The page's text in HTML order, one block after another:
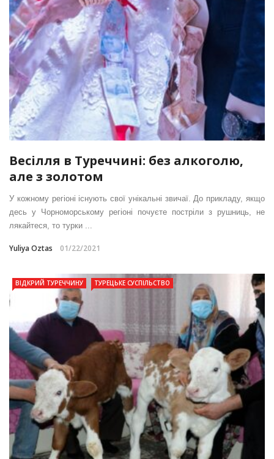
Весілля в Туреччині: без алкоголю,
але з золотом
У кожному регіоні існують свої унікальні звичаї. До прикладу, якщо
десь у Чорноморському регіоні почуєте постріли з рушниць, не
лякайтеся, то турки ...
Yuliya Oztas 01/22/2021
ВІДКРИЙ ТУРЕЧЧИНУ ТУРЕЦЬКЕ СУСПІЛЬСТВО